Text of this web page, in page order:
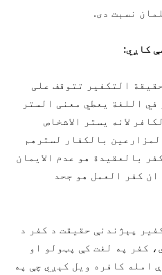
نسبت دی.
کاږي:
التکفیر تتوقف علی
اللغة یعطي معنی الستر
لانه یستر الاشخاص
بالکفار لسترهم
بالعقیدة هو عدم الایمان
ان کفر العمل هو جحد
پېژندنې حقیقت د کفر د
کفر په لغت کې پټولو او
امله کافره ویل کېږي چې په